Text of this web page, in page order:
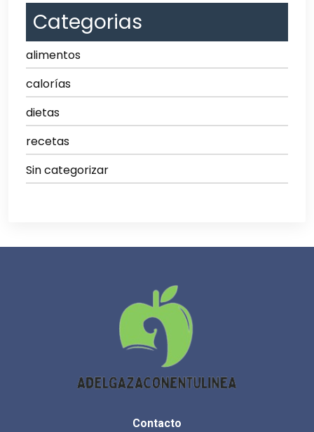
Categorias
alimentos
calorías
dietas
recetas
Sin categorizar
Contacto